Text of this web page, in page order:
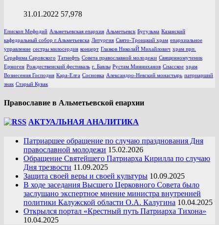
31.01.2022 57,978
Епископ Мефодий Альметьевская епархия Альметьевск Бугульма Казанский
кафедральный собор г.Альметьевска Литургия Свято-Троицкий храм епархиальное
управление сестры милосердия концерт Глазков НиколаЙ Михайлович храм прп.
Серафима Саровского Татнефть Совета православной молодежи Священномученик
Ермоген Рождественский фестиваль г. Бавлы Рустам Минниханов Спасское храм
Вознесения Господня Кара-Елга Сосновка Александро-Невский монастырь патриарший
знак Старый Кувак
Православие в Альметьевской епархии
АКТУАЛЬНАЯ АНАЛИТИКА
Патриаршее обращение по случаю празднования Дня
православной молодежи 15.02.2026
Обращение Святейшего Патриарха Кирилла по случаю
Дня трезвости 11.09.2025
Защита своей веры и своей культуры 10.09.2025
В ходе заседания Высшего Церковного Совета было
заслушано экспертное мнение министра внутренней
политики Калужской области О.А. Калугина 10.04.2025
Открылся портал «Крестный путь Патриарха Тихона»
10.04.2025